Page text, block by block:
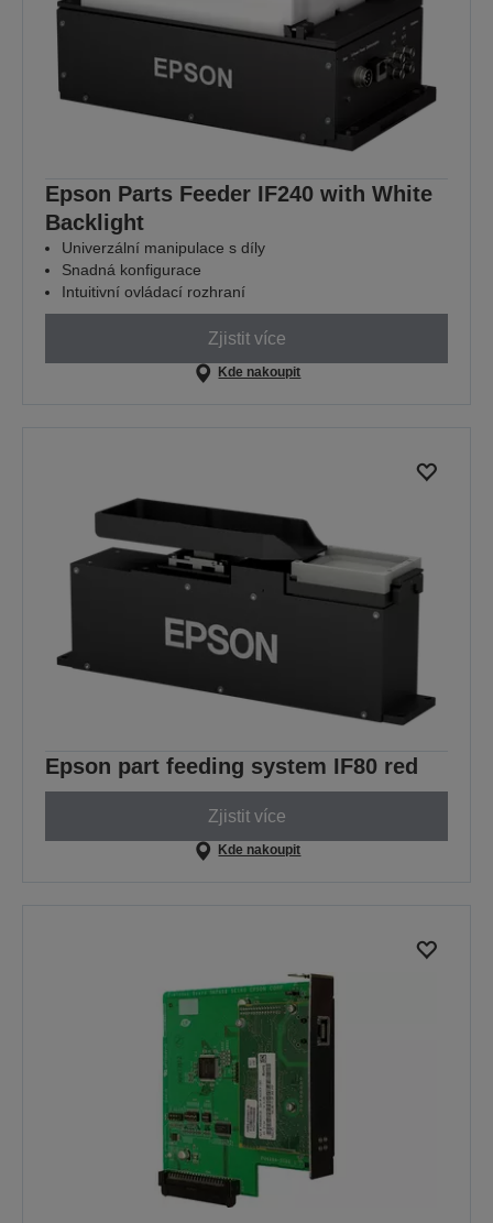
Epson Parts Feeder IF240 with White
Backlight
Univerzální manipulace s díly
Snadná konfigurace
Intuitivní ovládací rozhraní
Zjistit více
Kde nakoupit
Epson part feeding system IF80 red
Zjistit více
Kde nakoupit